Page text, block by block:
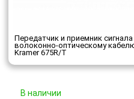
Передатчик и приемник сигнала
волоконно-оптическому
Kramer 675R/T
В наличии